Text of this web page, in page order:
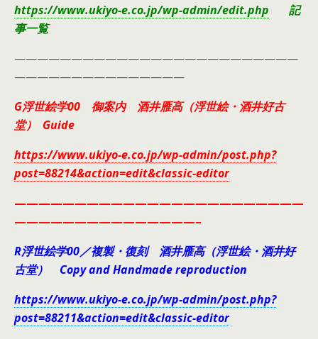
https://www.ukiyo-e.co.jp/wp-admin/edit.php 記
事一覧
—————————————————————————
———————————————
G浮世絵学00 御案内 酒井雁高（浮世絵・酒井好古
堂） Guide
https://www.ukiyo-e.co.jp/wp-admin/post.php?
post=88214&action=edit&classic-editor
————————————————————————
———————————————–
R浮世絵学00／複製・復刻 酒井雁高（浮世絵・酒井好
古堂） Copy and Handmade reproduction
https://www.ukiyo-e.co.jp/wp-admin/post.php?
post=88211&action=edit&classic-editor